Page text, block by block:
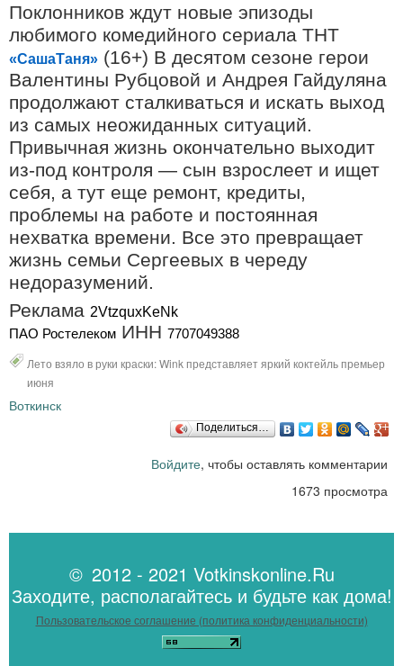
Поклонников ждут новые эпизоды
любимого комедийного сериала ТНТ
«СашаТаня» (16+) В десятом сезоне герои
Валентины Рубцовой и Андрея Гайдуляна
продолжают сталкиваться и искать выход
из самых неожиданных ситуаций.
Привычная жизнь окончательно выходит
из-под контроля — сын взрослеет и ищет
себя, а тут еще ремонт, кредиты,
проблемы на работе и постоянная
нехватка времени. Все это превращает
жизнь семьи Сергеевых в череду
недоразумений.
Реклама 2VtzquxKeNk
ПАО Ростелеком ИНН 7707049388
Лето взяло в руки краски: Wink представляет яркий коктейль премьер
июня
Воткинск
Поделиться…
Войдите, чтобы оставлять комментарии
1673 просмотра
© 2012 - 2021 Votkinskonline.Ru
Заходите, располагайтесь и будьте как дома!
Пользовательское соглашение (политика конфиденциальности)